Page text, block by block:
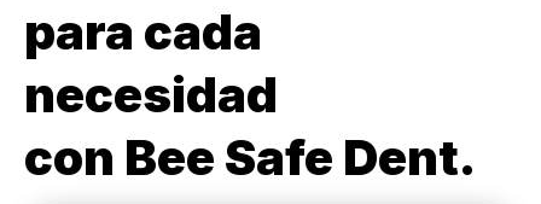
para cada
necesidad
con Bee Safe Dent.